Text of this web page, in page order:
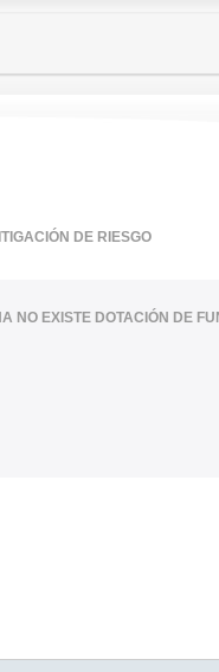
DE RIESGO
NO EXISTE DOTACIÓN DE